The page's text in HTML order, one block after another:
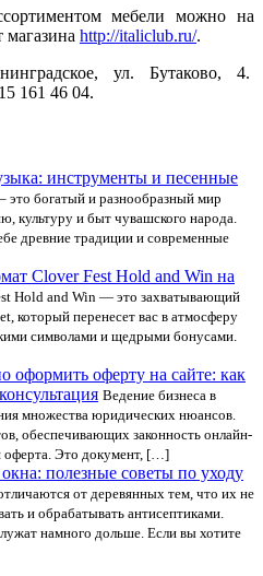
мебели можно на
магазина http://italiclub.ru/.
ул. Бутаково, 4.
161 46 04.
инструменты и песенные
это богатый и разнообразный мир
культуру и быт чувашского народа.
древние традиции и современные
Clover Fest Hold and Win на
Hold and Win — это захватывающий
который перенесет вас в атмосферу
символами и щедрыми бонусами.
оформить оферту на сайте: как
Ведение бизнеса в
множества юридических нюансов.
обеспечивающих законность онлайн-
оферта. Это документ, […]
полезные советы по уходу
от деревянных тем, что их не
и обрабатывать антисептиками.
намного дольше. Если вы хотите